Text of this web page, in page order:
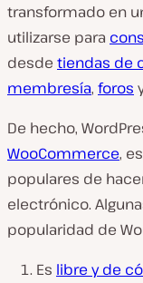
transformado en
utilizarse para
desde tiendas de
membresía, foros
De hecho,
WooCommerce,
populares de
electrónico.
popularidad de
Es libre y de